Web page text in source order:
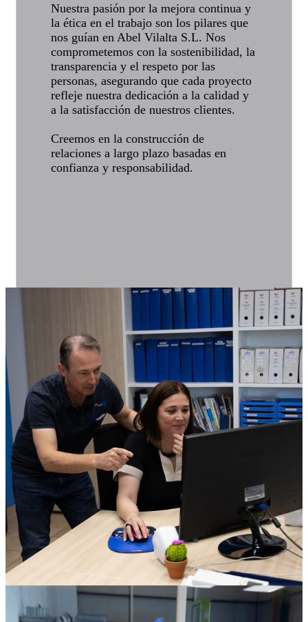
Nuestra pasión por la mejora continua y
la ética en el trabajo son los pilares que
nos guían en Abel Vilalta S.L. Nos
comprometemos con la sostenibilidad, la
transparencia y el respeto por las
personas, asegurando que cada proyecto
refleje nuestra dedicación a la calidad y
a la satisfacción de nuestros clientes.
Creemos en la construcción de
relaciones a largo plazo basadas en
confianza y responsabilidad.